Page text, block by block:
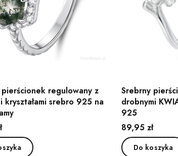
regulowany z
kryształami srebro 925 na
Srebrny
drobnymi
925
Cena
89,95 zł
Do koszyka